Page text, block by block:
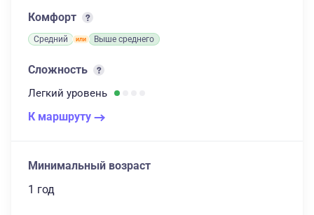
Комфорт
Средний Выше среднего
Сложность
Легкий уровень
К маршруту
Минимальный возраст
1 год